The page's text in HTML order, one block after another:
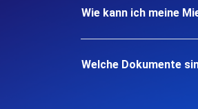
Wie kann ich meine
Welche Dokumente